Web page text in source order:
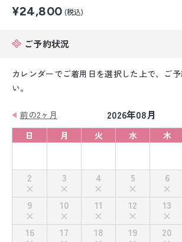
小物販売品
¥24,800 (税込)
ご予約状況
カレンダーでご着用日を選択した上で、ご
い。
前の2ヶ月 2026年08月
日
月 火 水 木
2
3 4 5 6
9
10 11 12 13
16
17 18 19 20